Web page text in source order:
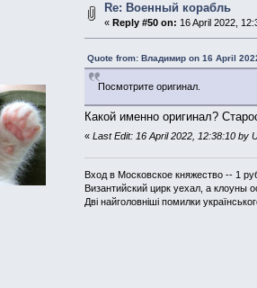
Re: Военный корабль
« Reply #50 on: 16 April 2022,
Quote from: Владимир on 16 April
Посмотрите оригинал.
Какой именно оригинал?
«Last Edit: 16 April 2022, 12:38:10 by
Вход в Московское княжество -- 1
Византийский цирк уехал, а клоуны
Дві найголовніші помилки